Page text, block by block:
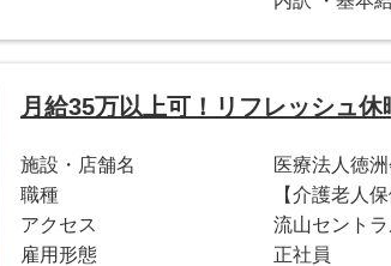
月給35万以上可！リフレッシュ
施設・店舗名
医療法人徳
職種
【介護老人
アクセス
流山セント
雇用形態
正社員